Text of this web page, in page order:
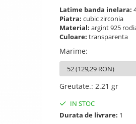
Latime banda inelara:
Piatra: cubic zirconia
Material: argint 925
Culoare: transparenta
Marime:
Greutate.: 2.21 gr
IN STOC
Durata de livrare: 1